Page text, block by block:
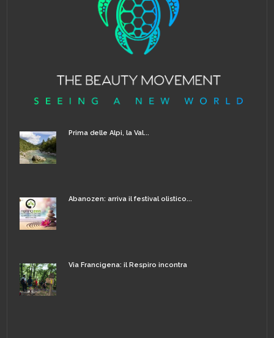
Prima delle Alpi, la Val...
Abanozen: arriva il festival olistico...
Via Francigena: il Respiro incontra